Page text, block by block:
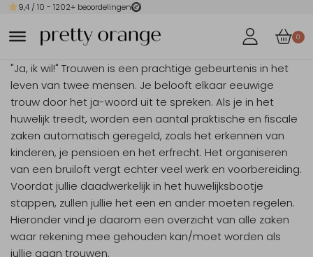
9,4 / 10 - 1202+ beoordelingen
0
"Ja, ik wil!" Trouwen is een prachtige gebeurtenis in het
leven van twee mensen. Je belooft elkaar eeuwige
trouw door het ja-woord uit te spreken. Als je in het
huwelijk treedt, worden een aantal praktische en fiscale
zaken automatisch geregeld, zoals het erkennen van
kinderen, je pensioen en het erfrecht. Het organiseren
van een bruiloft vergt echter veel werk en voorbereiding.
Voordat jullie daadwerkelijk in het huwelijksbootje
stappen, zullen jullie het een en ander moeten regelen.
Hieronder vind je daarom een overzicht van alle zaken
waar rekening mee gehouden kan/moet worden als
jullie gaan trouwen.